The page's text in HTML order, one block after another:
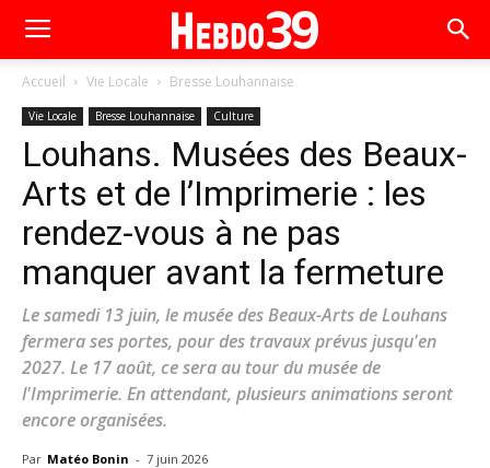
Accueil Vie Locale Bresse Louhannaise
Vie Locale Bresse Louhannaise Culture
Louhans. Musées des Beaux-
Arts et de l’Imprimerie : les
rendez-vous à ne pas
manquer avant la fermeture
Le samedi 13 juin, le musée des Beaux-Arts de Louhans
fermera ses portes, pour des travaux prévus jusqu'en
2027. Le 17 août, ce sera au tour du musée de
l'Imprimerie. En attendant, plusieurs animations seront
encore organisées.
Par Matéo Bonin - 7 juin 2026